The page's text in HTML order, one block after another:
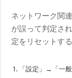
ネットワーク関
が誤って判定さ
定をリセットす
「設定」→「一